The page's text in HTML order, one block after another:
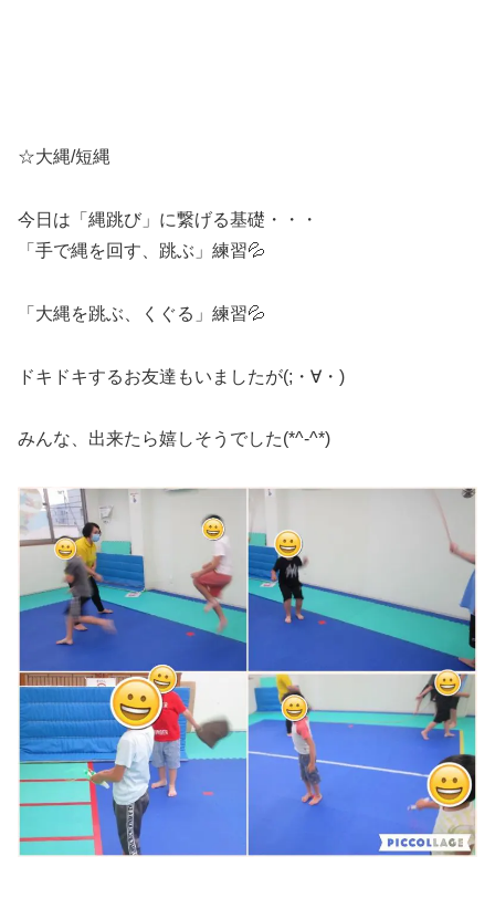
☆大縄/短縄
今日は「縄跳び」に繋げる基礎・・・
「手で縄を回す、跳ぶ」練習💦
「大縄を跳ぶ、くぐる」練習💦
ドキドキするお友達もいましたが(;・∀・)
みんな、出来たら嬉しそうでした(*^-^*)